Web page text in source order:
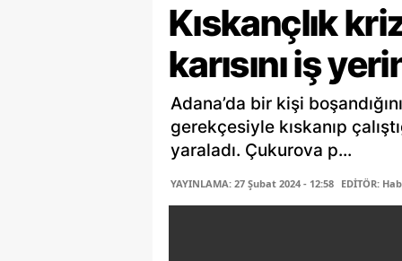
Kıskançlık
karısını iş
Adana’da bir kişi
gerekçesiyle kıskanıp
yaraladı. Çukurova p...
YAYINLAMA: 27 Şubat 2024 - 12:58 EDİTÖR: